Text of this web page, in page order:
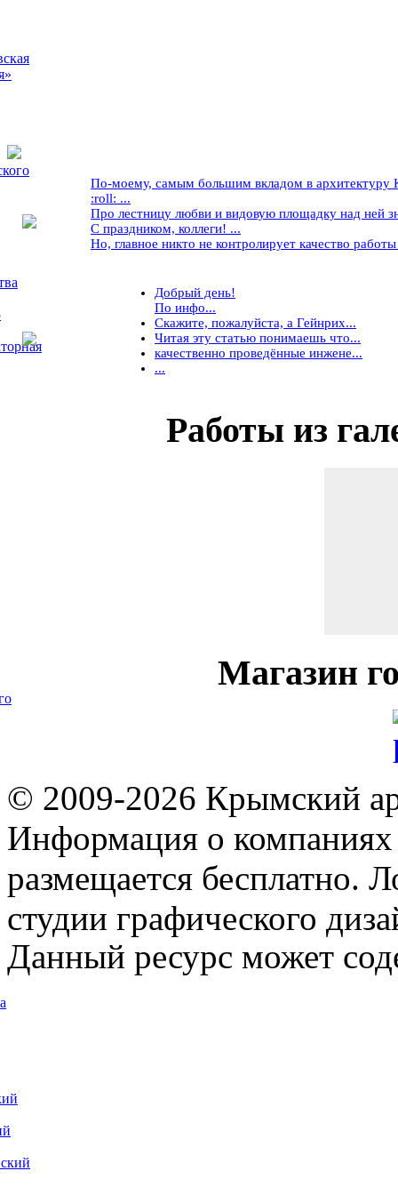
По-моему, самым большим вкладом в архитектуру
:roll: ...
Про лестницу любви и видовую площадку над ней
С праздником, коллеги! ...
Но, главное никто не контролирует качество
Добрый день!
По инфо...
Скажите, пожалуйста, а Гейнрих...
Читая эту статью понимаешь что...
качественно проведённые инжене...
...
Работыиз
Магазин
© 2009-2026 Крымский
Информация о компаниях
размещается бесплатно.
студии графического
Данный ресурс может